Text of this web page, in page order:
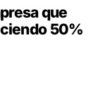
que
50%